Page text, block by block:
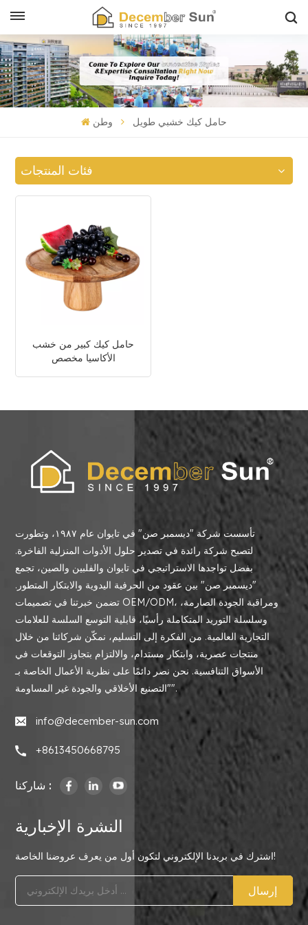
وطن حامل كيك خشبي طويل
فئات المنتجات
حامل كيك كبير من خشب
الأكاسيا مخصص
تأسست شركة "ديسمبر صن" في تايوان عام ١٩٨٧، وتطورت
لتصبح شركة رائدة في تصدير حلول الأدوات المنزلية الفاخرة.
بفضل تواجدها الاستراتيجي في تايوان والفلبين والصين، تجمع
"ديسمبر صن" بين عقود من الحرفية اليدوية والابتكار المتطور.
تضمن خبرتنا في تصميمات OEM/ODM، ومراقبة الجودة الصارمة،
وسلسلة التوريد المتكاملة رأسيًا، قابلية التوسع السلسة للعلامات
التجارية العالمية. من الفكرة إلى التسليم، نمكّن شركائنا من خلال
منتجات عصرية، وابتكار مستدام، والالتزام بتجاوز التوقعات في
الأسواق التنافسية. نحن نصر دائمًا على نظرية الأعمال الخاصة بـ
"التصنيع الأخلاقي والجودة غير المساومة".
info@december-sun.com
+8613450668795
شاركنا :
النشرة الإخبارية
اشترك في بريدنا الإلكتروني لتكون أول من يعرف عروضنا الخاصة!
إرسال